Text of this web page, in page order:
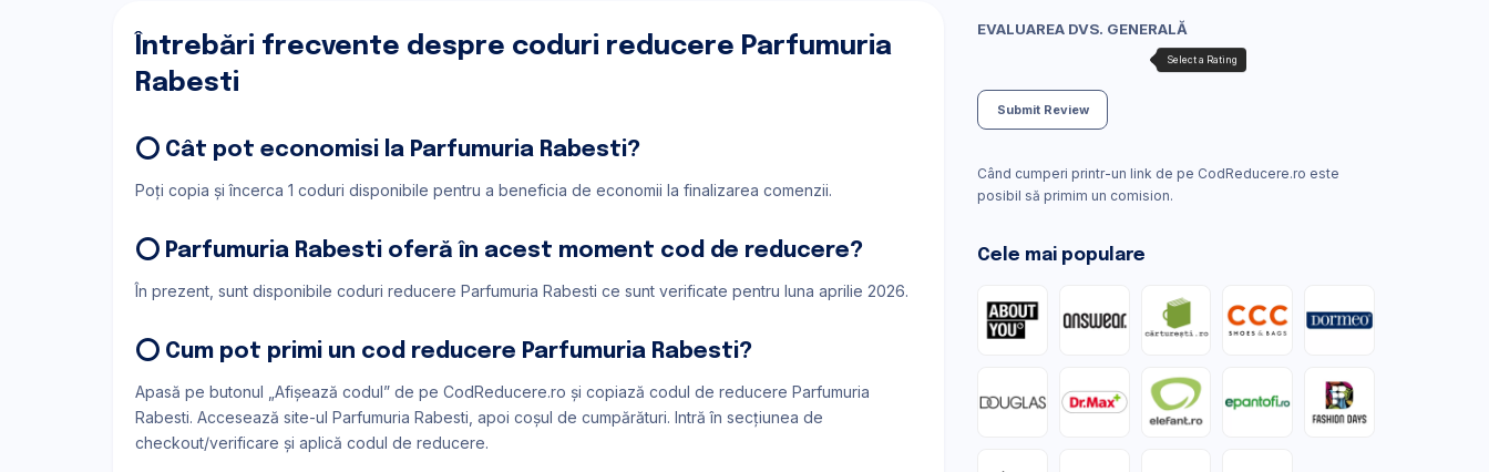
Întrebări frecvente despre coduri reducere Parfumuria
Rabesti
⭕ Cât pot economisi la Parfumuria Rabesti?
Poți copia și încerca 1 coduri disponibile pentru a beneficia de economii la finalizarea comenzii.
⭕ Parfumuria Rabesti oferă în acest moment cod de reducere?
În prezent, sunt disponibile coduri reducere Parfumuria Rabesti ce sunt verificate pentru luna aprilie 2026.
⭕ Cum pot primi un cod reducere Parfumuria Rabesti?
Apasă pe butonul „Afișează codul” de pe CodReducere.ro și copiază codul de reducere Parfumuria
Rabesti. Accesează site-ul Parfumuria Rabesti, apoi coșul de cumpărături. Intră în secțiunea de
checkout/verificare și aplică codul de reducere.
EVALUAREA DVS. GENERALĂ
Submit Review
Când cumperi printr-un link de pe CodReducere.ro este
posibil să primim un comision.
Cele mai populare